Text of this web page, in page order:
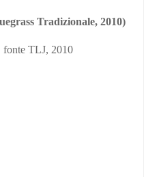
Tradizionale, 2010)
fonte TLJ, 2010